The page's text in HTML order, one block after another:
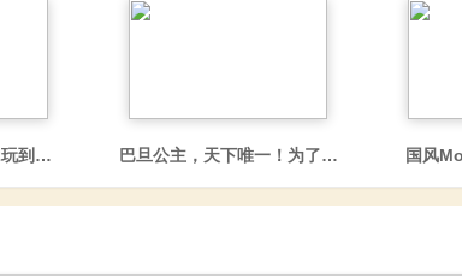
到模拟人生！《更好系列合集》正式发布
巴旦公主，天下唯一！为了娶科林，让我成
国风